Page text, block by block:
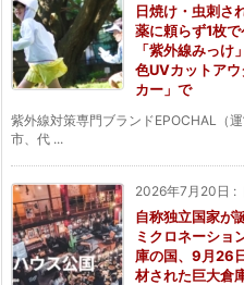
日焼け・虫刺さ
薬に頼らず1枚
「紫外線みっ
色UVカットア
カー」で
紫外線対策専門ブランドEPOCHAL（
市、代 ...
2026年7月20日 :
自称独立国家が
ミクロネーショ
庫の国、9月26
材された巨大倉